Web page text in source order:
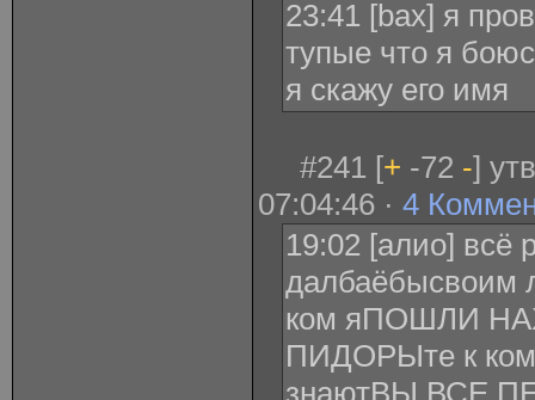
23:41 [bax] я
тупые что я
я скажу его имя
#241 [+ -72 -]
07:04:46 · 4
19:02 [алио] всё
далбаёбысвоим
ком яПОШЛИ
ПИДОРЫте к
знаютВЫ ВСЕ